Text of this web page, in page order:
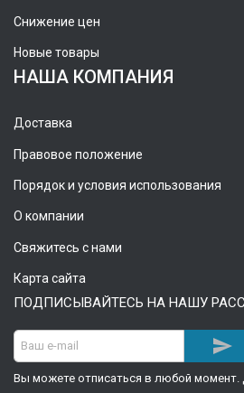
Снижение цен
Новые товары
НАША КОМПАНИЯ
Доставка
Правовое положение
Порядок и условия использования
О компании
Свяжитесь с нами
Карта сайта
ПОДПИСЫВАЙТЕСЬ НА НАШУ

Вы можете отписаться в любой момент.